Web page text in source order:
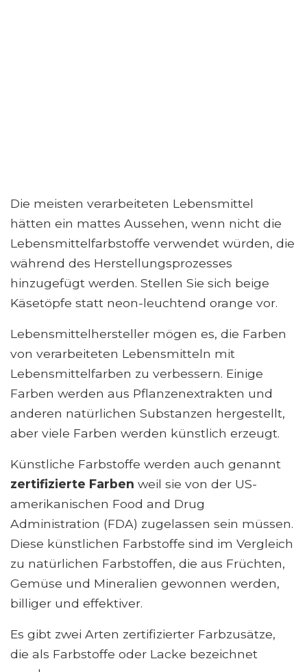
Die meisten verarbeiteten Lebensmittel
hätten ein mattes Aussehen, wenn nicht die
Lebensmittelfarbstoffe verwendet würden, die
während des Herstellungsprozesses
hinzugefügt werden. Stellen Sie sich beige
Käsetöpfe statt neon-leuchtend orange vor.
Lebensmittelhersteller mögen es, die Farben
von verarbeiteten Lebensmitteln mit
Lebensmittelfarben zu verbessern. Einige
Farben werden aus Pflanzenextrakten und
anderen natürlichen Substanzen hergestellt,
aber viele Farben werden künstlich erzeugt.
Künstliche Farbstoffe werden auch genannt
zertifizierte Farben weil sie von der US-
amerikanischen Food and Drug
Administration (FDA) zugelassen sein müssen.
Diese künstlichen Farbstoffe sind im Vergleich
zu natürlichen Farbstoffen, die aus Früchten,
Gemüse und Mineralien gewonnen werden,
billiger und effektiver.
Es gibt zwei Arten zertifizierter Farbzusätze,
die als Farbstoffe oder Lacke bezeichnet